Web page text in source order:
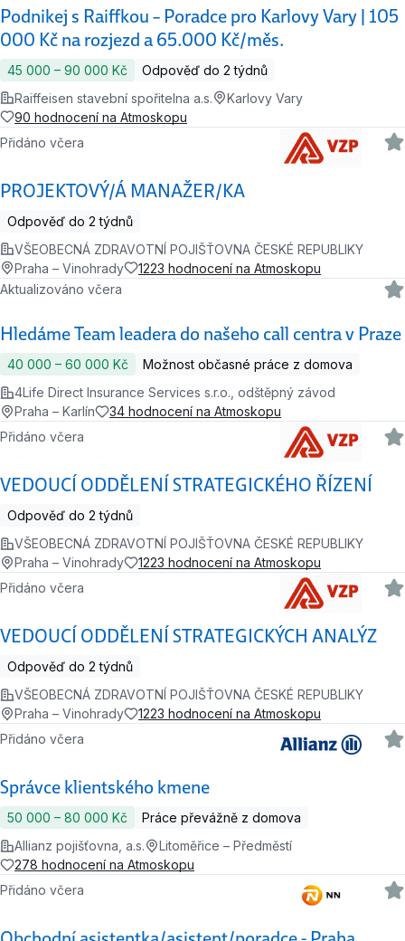
Podnikej s Raiffkou – Poradce pro Karlovy Vary | 105
000 Kč na rozjezd a 65.000 Kč/měs.
45 000 ‍–‍ 90 000 Kč
Odpověď do 2 týdnů
Raiffeisen stavební spořitelna a.s.
Karlovy Vary
90 hodnocení na Atmoskopu
PROJEKTOVÝ/Á MANAŽER/KA
Přidáno včera
Odpověď do 2 týdnů
VŠEOBECNÁ ZDRAVOTNÍ POJIŠŤOVNA ČESKÉ REPUBLIKY
Praha – Vinohrady
1223 hodnocení na Atmoskopu
Hledáme Team leadera do našeho call centra v Praze
Aktualizováno včera
40 000 ‍–‍ 60 000 Kč
Možnost občasné práce z domova
4Life Direct Insurance Services s.r.o., odštěpný závod
Praha – Karlín
34 hodnocení na Atmoskopu
VEDOUCÍ ODDĚLENÍ STRATEGICKÉHO ŘÍZENÍ
Přidáno včera
Odpověď do 2 týdnů
VŠEOBECNÁ ZDRAVOTNÍ POJIŠŤOVNA ČESKÉ REPUBLIKY
Praha – Vinohrady
1223 hodnocení na Atmoskopu
VEDOUCÍ ODDĚLENÍ STRATEGICKÝCH ANALÝZ
Přidáno včera
Odpověď do 2 týdnů
VŠEOBECNÁ ZDRAVOTNÍ POJIŠŤOVNA ČESKÉ REPUBLIKY
Praha – Vinohrady
1223 hodnocení na Atmoskopu
Správce klientského kmene
Přidáno včera
50 000 ‍–‍ 80 000 Kč
Práce převážně z domova
Allianz pojišťovna, a.s.
Litoměřice – Předměstí
278 hodnocení na Atmoskopu
Přidáno včera